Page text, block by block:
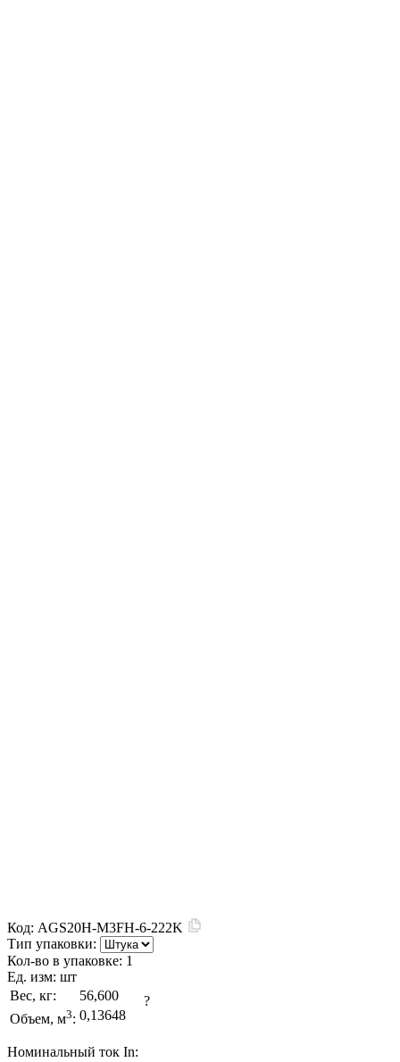
Код: AGS20H-M3FH-6-222K
Тип упаковки:
Кол-во в упаковке: 1
Ед. изм: шт
Вес, кг:
56,600
Объем, м3: 0,13648
?
Номинальный ток In: